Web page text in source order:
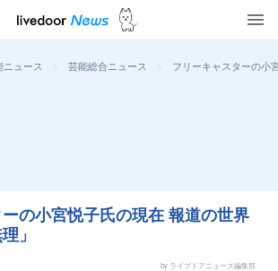
ニュース > 芸能総合ニュース > フリーキャスターの小
の小宮悦子氏の現在 報道の世界
」
by ライブドアニュース編集部